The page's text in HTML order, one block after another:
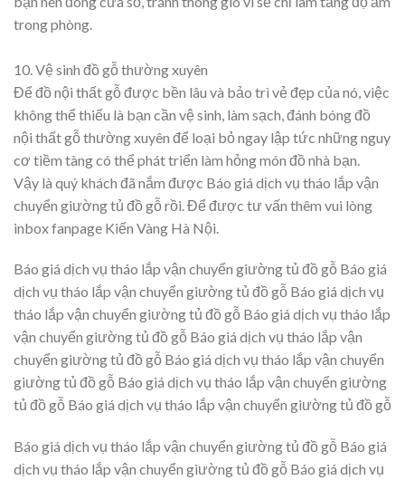
trong phòng.
10. Vệ sinh đồ gỗ thường xuyên
Để đồ nội thất gỗ được bền lâu và bảo trì vẻ đẹp của nó, việc
không thể thiếu là bạn cần vệ sinh, làm sạch, đánh bóng đồ
nội thất gỗ thường xuyên để loại bỏ ngay lập tức những nguy
cơ tiềm tàng có thể phát triển làm hỏng món đồ nhà bạn.
Vậy là quý khách đã nắm được Báo giá dịch vụ tháo lắp vận
chuyển giường tủ đồ gỗ rồi. Để được tư vấn thêm vui lòng
inbox fanpage Kiến Vàng Hà Nội.
Báo giá dịch vụ tháo lắp vận chuyển giường tủ đồ gỗ Báo giá
dịch vụ tháo lắp vận chuyển giường tủ đồ gỗ Báo giá dịch vụ
tháo lắp vận chuyển giường tủ đồ gỗ Báo giá dịch vụ tháo lắp
vận chuyển giường tủ đồ gỗ Báo giá dịch vụ tháo lắp vận
chuyển giường tủ đồ gỗ Báo giá dịch vụ tháo lắp vận chuyển
giường tủ đồ gỗ Báo giá dịch vụ tháo lắp vận chuyển giường
tủ đồ gỗ Báo giá dịch vụ tháo lắp vận chuyển giường tủ đồ gỗ
Báo giá dịch vụ tháo lắp vận chuyển giường tủ đồ gỗ Báo giá
dịch vụ tháo lắp vận chuyển giường tủ đồ gỗ Báo giá dịch vụ